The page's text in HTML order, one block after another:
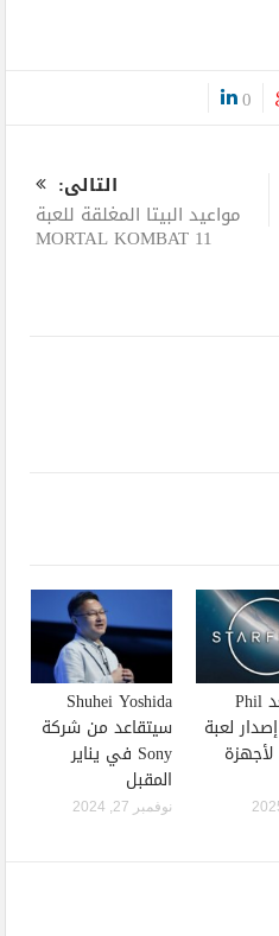
0
التالى:
مواعيد البيتا المغلقة للعبة
MORTAL KOMBAT 11
لا يستبعد Phil
Spencer إصدار لعبة
Starfield لأجهزة
Shuhei Yoshida
سيتقاعد من شركة
Sony في يناير
المقبل
نوفمبر 27, 2024